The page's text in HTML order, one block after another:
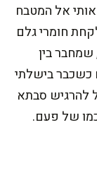
אל המטבח
חומרי גלם
בין
כשכבר בישלתי
להרגיש סבתא
של פעם.